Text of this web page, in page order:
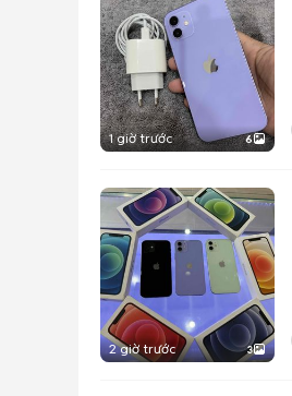
1 giờ trước 6
2 giờ trước 3